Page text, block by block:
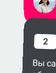
2
Вы
в